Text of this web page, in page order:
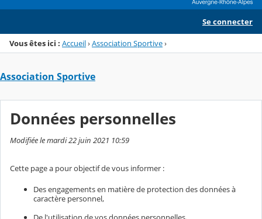
Se connecter
Vous êtes ici : Accueil›Association Sportive›
Association Sportive
Données personnelles
Modifiée le mardi 22 juin 2021 10:59
Cette page a pour objectif de vous informer :
Des engagements en matière de protection des données à
caractère personnel,